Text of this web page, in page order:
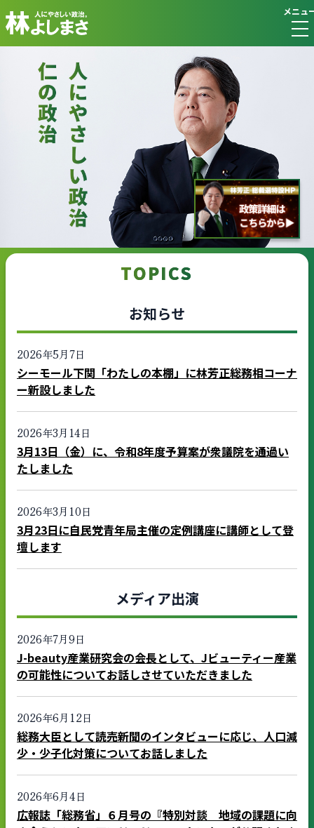
メニュ
TOPICS
お知らせ
2026年5月7日
シーモール下関「わたしの本棚」に林芳正総務相コーナ
ー新設しました
2026年3月14日
3月13日（金）に、令和8年度予算案が衆議院を通過い
たしました
2026年3月10日
3月23日に自民党青年局主催の定例講座に講師として登
壇します
メディア出演
2026年7月9日
J-beauty産業研究会の会長として、Jビューティー産業
の可能性についてお話しさせていただきました
2026年6月12日
総務大臣として読売新聞のインタビューに応じ、人口減
少・少子化対策についてお話しました
2026年6月4日
広報誌「総務省」６月号の『特別対談 地域の課題に向